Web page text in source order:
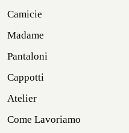
Camicie
Madame
Pantaloni
Cappotti
Atelier
Come Lavoriamo